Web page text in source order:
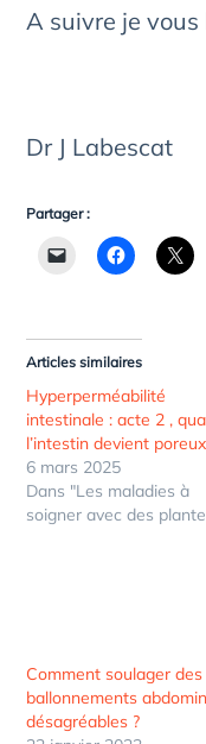
A suivre je
Dr J Labescat
Partager :
Articles similaires
Hyperperméabilité
intestinale : acte 2 ,
l’intestin devient poreux
6 mars 2025
Dans "Les maladies à
soigner avec des
Comment soulager des
ballonnements
désagréables ?